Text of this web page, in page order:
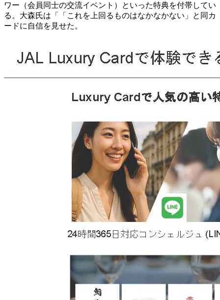
ワー（会員同士の交流イベント）といった特典を付帯してい
る。大森氏は「「これを上回るものはなかなかない」と同カ
ードに自信を見せた。